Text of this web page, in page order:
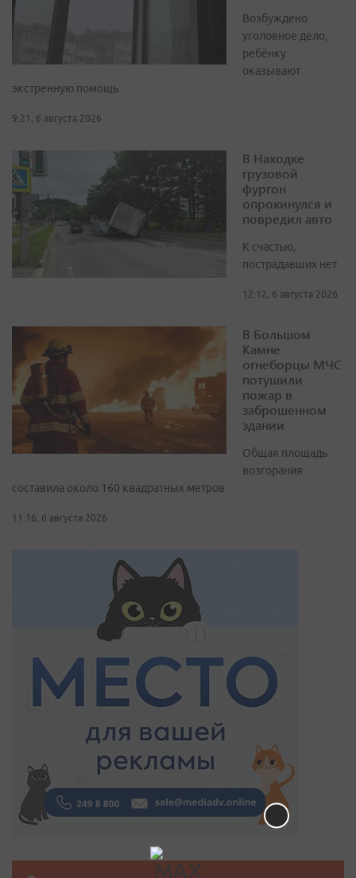
Возбуждено
уголовное дело,
ребёнку
оказывают
экстренную помощь
9:21, 6 августа 2026
В Находке
грузовой
фургон
опрокинулся и
повредил авто
К счастью,
пострадавших нет
12:12, 6 августа 2026
В Большом
Камне
огнеборцы МЧС
потушили
пожар в
заброшенном
здании
Общая площадь
возгорания
составила около 160 квадратных метров
11:16, 6 августа 2026